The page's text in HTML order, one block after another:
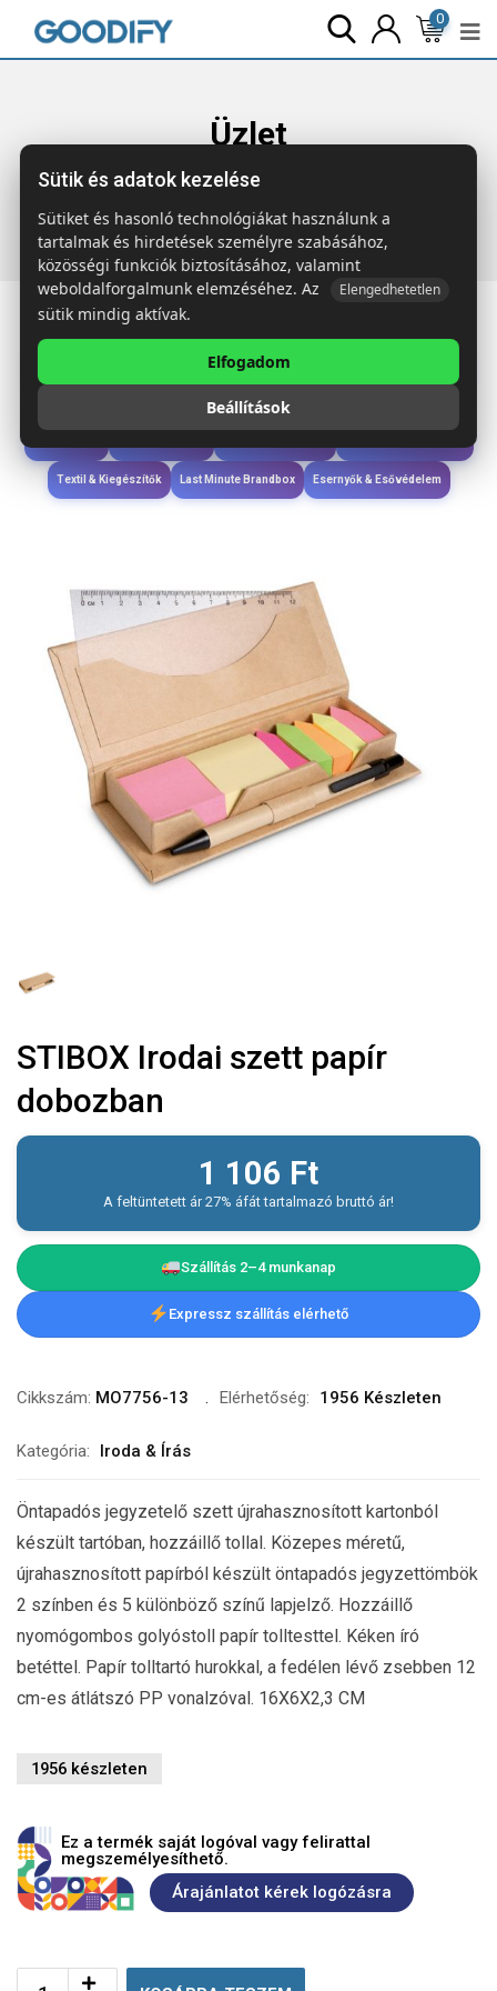
0
Üzlet
Főoldal Termékek Iroda & Írás
dobozban
Étkezés & Ivás
Wellness & Ápolás
Textil & Kiegészítők Last Minute Brandbox Esernyők & Esővédelem
STIBOX Irodai szett papír
dobozban
1 106 Ft
A feltüntetett ár 27% áfát tartalmazó bruttó ár!
Szállítás 2–4 munkanap
Expressz szállítás elérhető
Cikkszám: MO7756-13 Elérhetőség: 1956 Készleten
Kategória: Iroda & Írás
Öntapadós jegyzetelő szett újrahasznosított kartonból
készült tartóban, hozzáillő tollal. Közepes méretű,
újrahasznosított papírból készült öntapadós jegyzettömbök
2 színben és 5 különböző színű lapjelző. Hozzáillő
nyomógombos golyóstoll papír tolltesttel. Kéken író
betéttel. Papír tolltartó hurokkal, a fedélen lévő zsebben 12
cm-es átlátszó PP vonalzóval. 16X6X2,3 CM
1956 készleten
Ez a termék saját logóval vagy felirattal
megszemélyesíthető.
Árajánlatot kérek logózásra
Sütik és adatok kezelése
Sütiket és hasonló technológiákat használunk a
tartalmak és hirdetések személyre szabásához,
közösségi funkciók biztosításához, valamint
weboldalforgalmunk elemzéséhez. Az
Elengedhetetlen
sütik mindig aktívak.
Elfogadom
Beállítások